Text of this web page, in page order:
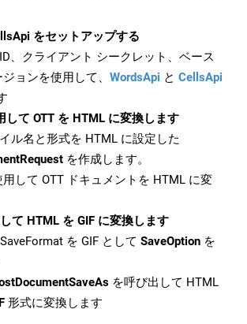
をセットアップする
、クライアント シークレット、ベース
ョンを使用して、 WordsApi と CellsApi
して OTT を HTML に変換します
ル名と形式を HTML に設定した
を作成します。
して OTT ドキュメントを HTML に変
て HTML を GIF に変換します
を GIF として SaveOption を
を呼び出して HTML
形式に変換します